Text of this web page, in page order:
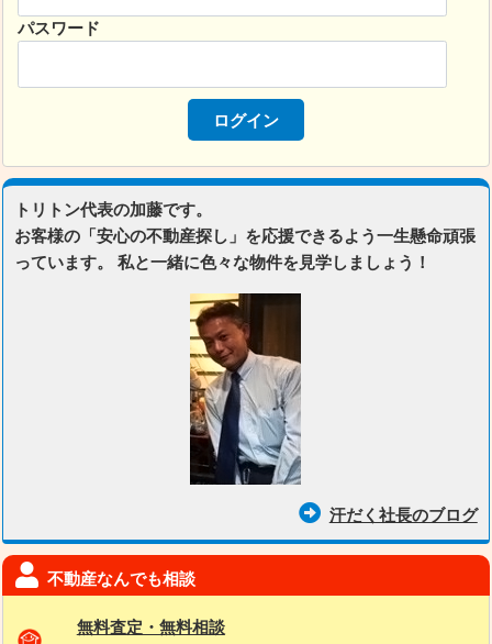
パスワード
トリトン代表の加藤です。
お客様の「安心の不動産探し」を応援できるよう一生懸命頑張
っています。 私と一緒に色々な物件を見学しましょう！
汗だく社長のブログ
不動産なんでも相談
無料査定・無料相談